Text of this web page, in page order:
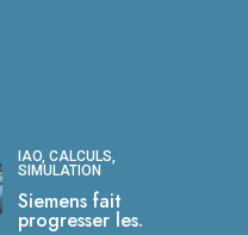
IAO, CALCULS,
SIMULATION
Siemens fait
progresser les.